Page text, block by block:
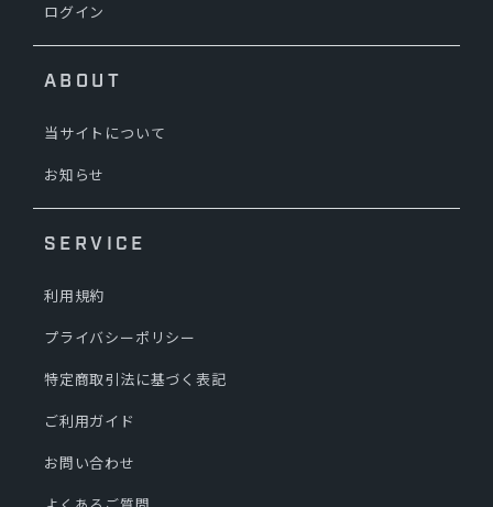
ログイン
ABOUT
当サイトについて
お知らせ
SERVICE
利用規約
プライバシーポリシー
特定商取引法に基づく表記
ご利用ガイド
お問い合わせ